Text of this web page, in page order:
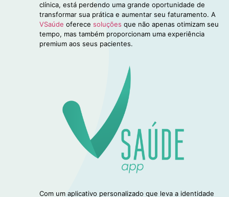
clínica, está perdendo uma grande oportunidade de
transformar sua prática e aumentar seu faturamento. A
VSaúde oferecesoluções que não apenas otimizam seu
tempo, mas também proporcionam uma experiência
premium aos seus pacientes.
Com um aplicativo personalizado que leva a identidade